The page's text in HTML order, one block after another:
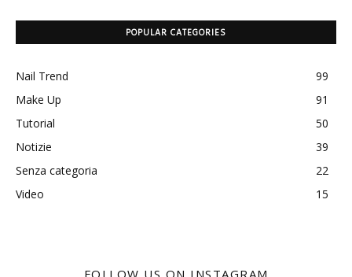
POPULAR CATEGORIES
Nail Trend
99
Make Up
91
Tutorial
50
Notizie
39
Senza categoria
22
Video
15
FOLLOW US ON INSTAGRAM